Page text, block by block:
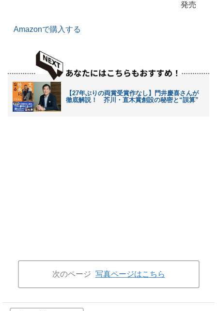
発売
Amazonで購入する
【27年ぶりの両賞受賞作なし】門井慶喜さんが
徹底解説！ 芥川・直木賞創設の秘密と“誤算”
次のページ 写真ページはこちら